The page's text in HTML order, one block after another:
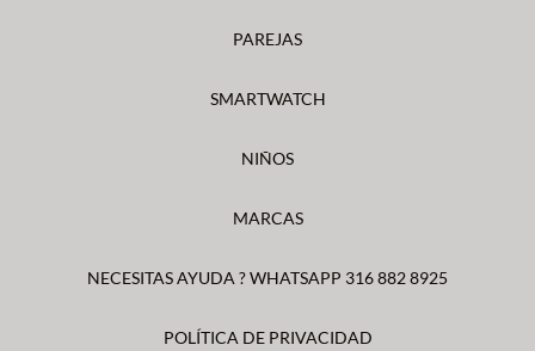
PAREJAS
SMARTWATCH
NIÑOS
MARCAS
NECESITAS AYUDA ? WHATSAPP 316 882 8925
POLÍTICA DE PRIVACIDAD